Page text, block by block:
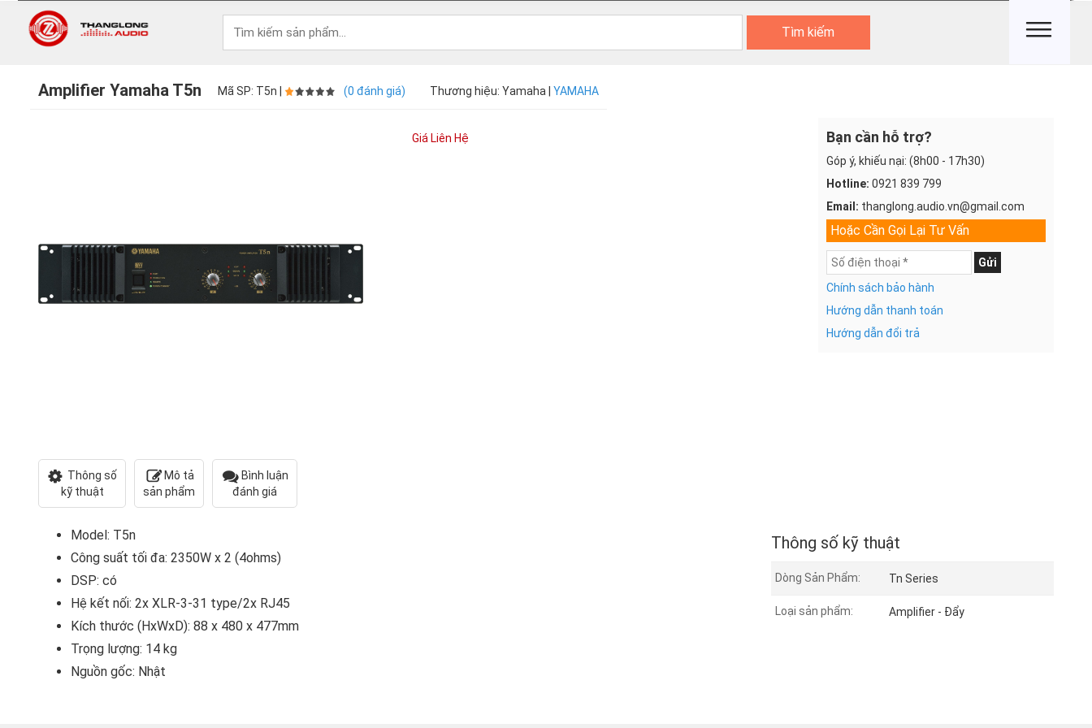
Tìm kiếm
Amplifier Yamaha T5n Mã SP: T5n | (0 đánh giá) Thương hiệu: Yamaha | YAMAHA
Thông số
kỹ thuật
Mô tả
sản phẩm
Bình luận
đánh giá
Giá Liên Hệ Bạn cần hỗ trợ?
Góp ý, khiếu nại: (8h00 - 17h30)
Hotline: 0921 839 799
Email: thanglong.audio.vn@gmail.com
Hoặc Cần Gọi Lại Tư Vấn
Gửi
Chính sách bảo hành
Hướng dẫn thanh toán
Hướng dẫn đổi trả
Model: T5n
Công suất tối đa: 2350W x 2 (4ohms)
DSP: có
Hệ kết nối: 2x XLR-3-31 type/2x RJ45
Kích thước (HxWxD): 88 x 480 x 477mm
Trọng lượng: 14 kg
Nguồn gốc: Nhật
Thông số kỹ thuật
Dòng Sản Phẩm: Tn Series
Loại sản phẩm: Amplifier - Đẩy